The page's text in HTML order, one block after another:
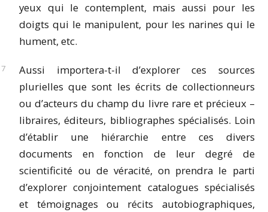
yeux qui le contemplent, mais aussi pour les
doigts qui le manipulent, pour les narines qui le
hument, etc.
Aussi importera-t-il d’explorer ces sources
plurielles que sont les écrits de collectionneurs
ou d’acteurs du champ du livre rare et précieux –
libraires, éditeurs, bibliographes spécialisés. Loin
d’établir une hiérarchie entre ces divers
documents en fonction de leur degré de
scientificité ou de véracité, on prendra le parti
d’explorer conjointement catalogues spécialisés
et témoignages ou récits autobiographiques,